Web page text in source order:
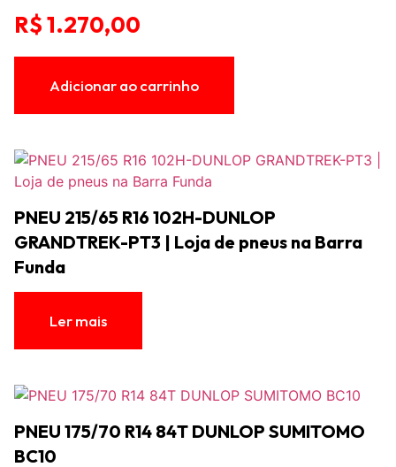
R$1.270,00
Adicionar ao carrinho
PNEU 215/65 R16 102H-DUNLOP
GRANDTREK-PT3 | Loja de pneus na Barra
Funda
Ler mais
PNEU 175/70 R14 84T DUNLOP SUMITOMO
BC10